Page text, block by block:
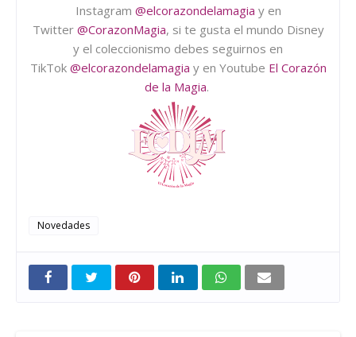
Instagram @elcorazondelamagia y en
Twitter @CorazonMagia, si te gusta el mundo Disney
y el coleccionismo debes seguirnos en
TikTok @elcorazondelamagia y en Youtube El Corazón
de la Magia.
Novedades